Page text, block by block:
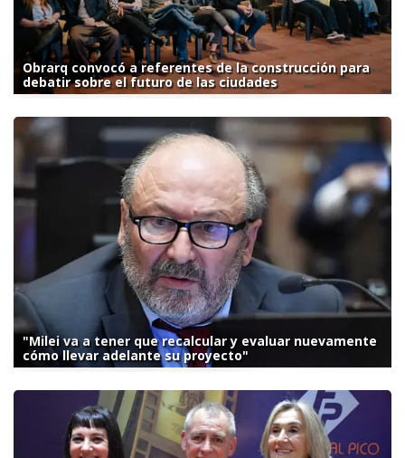
Obrarq convocó a referentes de la construcción para
debatir sobre el futuro de las ciudades
"Milei va a tener que recalcular y evaluar nuevamente
cómo llevar adelante su proyecto"